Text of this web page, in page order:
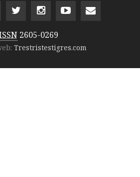
2605-0269
Trestristestigres.com